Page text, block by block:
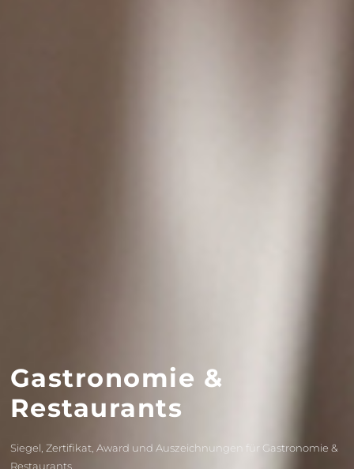
Gastronomie &
Restaurants
Siegel, Zertifikat, Award und Auszeichnungen für Gastronomie &
Restaurants